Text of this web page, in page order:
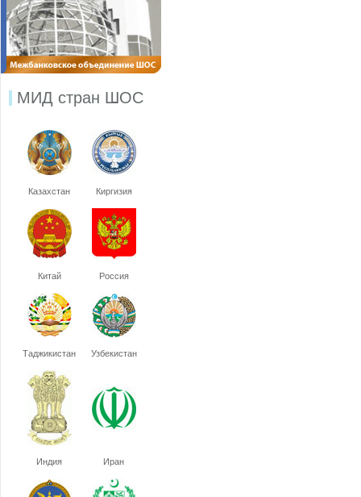
МИД стран ШОС
Казахстан Киргизия
Китай Россия
Таджикистан Узбекистан
Индия Иран